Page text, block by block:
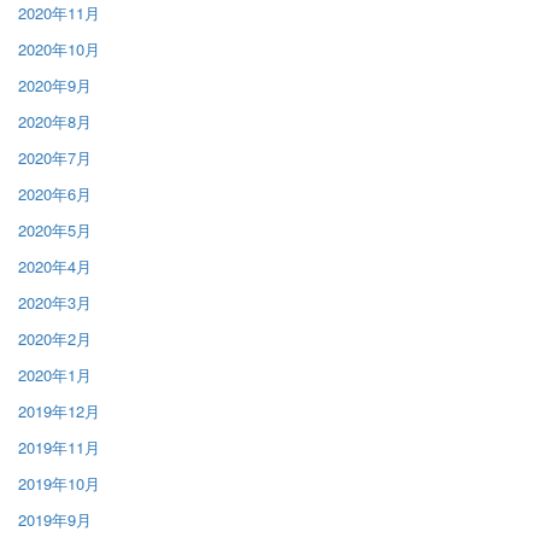
2020年11月
2020年10月
2020年9月
2020年8月
2020年7月
2020年6月
2020年5月
2020年4月
2020年3月
2020年2月
2020年1月
2019年12月
2019年11月
2019年10月
2019年9月